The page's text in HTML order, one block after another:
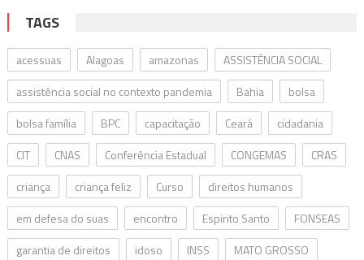
TAGS
acessuas Alagoas amazonas
ASSISTÊNCIA SOCIAL
assistência social no contexto pandemia
Bahia
bolsa
bolsa família
BPC capacitação Ceará
cidadania
CIT
CNAS Conferência Estadual CONGEMAS
CRAS
criança
criança feliz Curso
direitos humanos
em defesa do suas
encontro Espirito Santo
FONSEAS
garantia de direitos
idoso INSS
MATO GROSSO